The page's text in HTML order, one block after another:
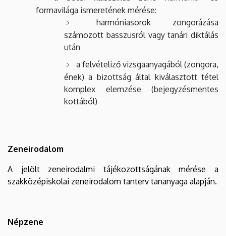
formavilága ismeretének mérése:
harmóniasorok zongorázása
számozott basszusról vagy tanári diktálás
után
a felvételiző vizsgaanyagából (zongora,
ének) a bizottság által kiválasztott tétel
komplex elemzése (bejegyzésmentes
kottából)
Zeneirodalom
A jelölt zeneirodalmi tájékozottságának mérése a
szakközépiskolai zeneirodalom tanterv tananyaga alapján.
Népzene